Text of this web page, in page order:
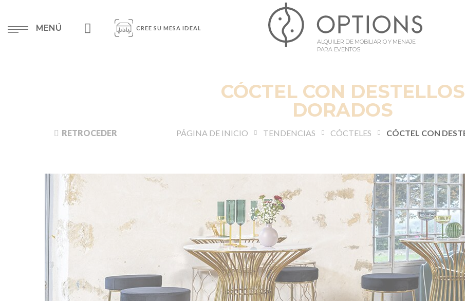
MENÚ CREE SU MESA IDEAL
ALQUILER DE MOBILIARIO Y MENAJE
PARA EVENTOS
CÓCTEL CON DESTELLOS
DORADOS
RETROCEDER PÁGINA DE INICIO TENDENCIAS CÓCTELES